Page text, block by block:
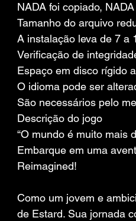
NADA foi copiado,
Tamanho do arquivo
A instalação leva de 7 a
Verificação de
Espaço em disco rígido
O idioma pode ser
São necessários pelo
Descrição do jogo
“O mundo é muito mais
Embarque em uma
Reimagined!
Como um jovem e
de Estard. Sua jornada